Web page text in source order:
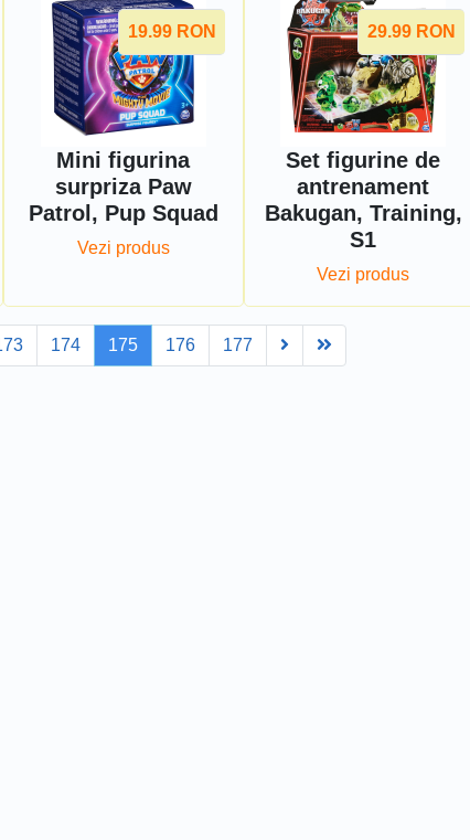
19.99 RON
Mini figurina
surpriza Paw
Patrol, Pup Squad
Vezi produs
29.99 RON
Set figurine de
antrenament
Bakugan, Training,
S1
Vezi produs
174 175 176 177 Next